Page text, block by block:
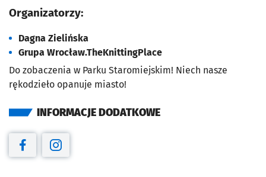
Organizatorzy:
Dagna Zielińska
Grupa Wrocław.TheKnittingPlace
Do zobaczenia w Parku Staromiejskim! Niech nasze
rękodzieło opanuje miasto!
INFORMACJE DODATKOWE
Otwiera się w nowej karcie
Otwiera się w nowej karcie